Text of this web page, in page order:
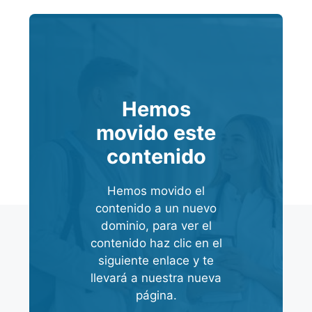
Hemos
movido este
contenido
Hemos movido el
contenido a un nuevo
dominio, para ver el
contenido haz clic en el
siguiente enlace y te
llevará a nuestra nueva
página.